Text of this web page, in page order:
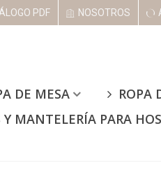
PDF NOSOTROS
DE MESA ROPA
Y MANTELERÍA PARA